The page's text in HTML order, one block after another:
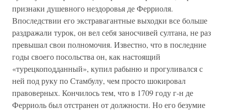
признаки душевного нездоровья де Ферриоля.
Впоследствии его экстравагантные выходки все больше
раздражали турок, он вел себя заносчивей султана, не раз
превышал свои полномочия. Известно, что в последние
годы своего посольства он, как настоящий
«турецкоподданный», купил рабыню и прогуливался с
ней под руку по Стамбулу, чем просто шокировал
правоверных. Кончилось тем, что в 1709 году г-н де
Ферриоль был отстранен от должности. Но его безумие